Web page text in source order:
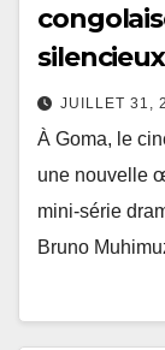
JUILLET 31,
À Goma, le
une nouvelle
mini-série
Bruno